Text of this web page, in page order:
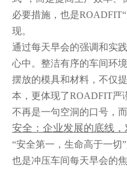
必要措施，也是
现。
通过每天早会的强调和实
心中。整洁有序的车间环
摆放的模具和材料，不仅
本，更体现了ROADFIT严
不再是一句空洞的口号，
安全：企业发展的底线
“安全第一，生命高于一切
也是冲压车间每天早会的